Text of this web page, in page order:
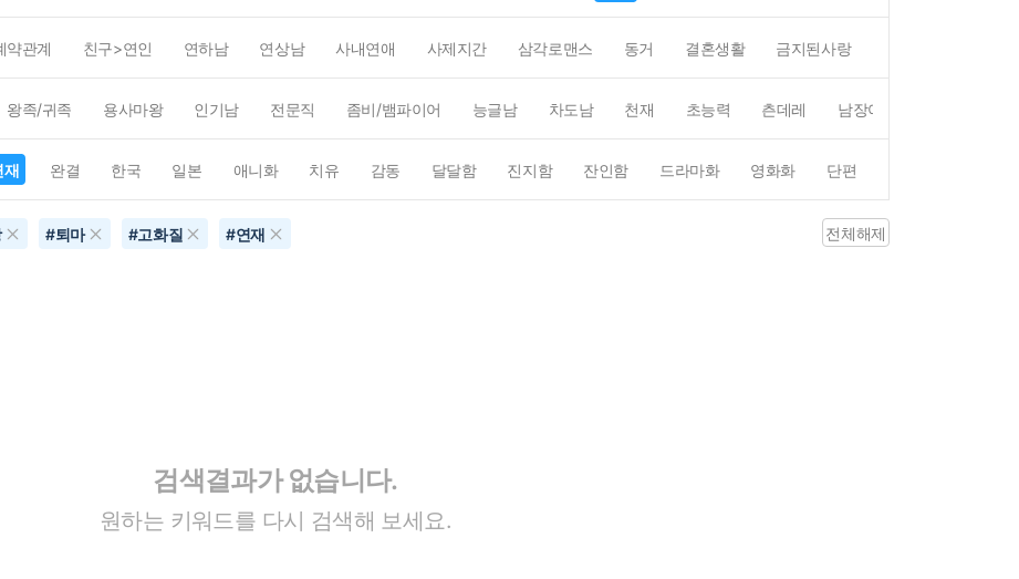
약관계 친구>연인 연하남 연상남 사내연애 사제지간 삼각로맨스 동거 결혼생활 금지된사랑
왕족/귀족 용사마왕 인기남 전문직 좀비/뱀파이어 능글남 차도남 천재 초능력 츤데레 남장여자
재 완결 한국 일본 애니화 치유 감동 달달함 진지함 잔인함 드라마화 영화화 단편
#퇴마 #고화질 #연재 전체해제
검색결과가 없습니다.
원하는 키워드를 다시 검색해 보세요.